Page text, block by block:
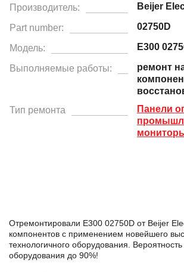
Производитель: Beijer
Part number: 02750D
Модель: E300
Выполняемые работы:
ремонт
Тип ремонта
Панели
Отремонтировали E300 02750D от Beijer
компонентов с применением новейшего
технологичного оборудования.
оборудования до 90%!